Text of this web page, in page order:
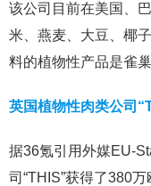
该公司目前在美国、
米、燕麦、大豆、椰
料的植物性产品是雀
英国植物性肉类公司
据36氪引用外媒EU-
司“THIS”获得了380